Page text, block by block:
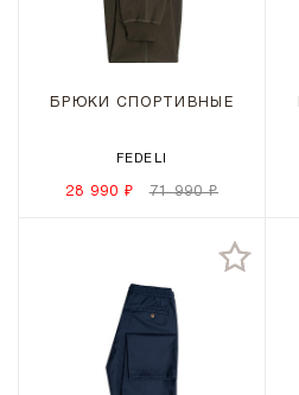
БРЮКИ СПОРТИВНЫЕ
FEDELI
28 990 ₽ 71 990 ₽